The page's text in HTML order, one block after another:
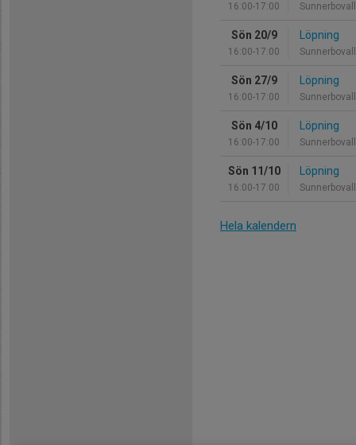
16:00-17:00
Sön 20/9
16:00-17:00
Löpning
Sön 27/9
16:00-17:00
Löpning
Sön 4/10
16:00-17:00
Löpning
Sön 11/10
16:00-17:00
Löpning
Hela kalendern